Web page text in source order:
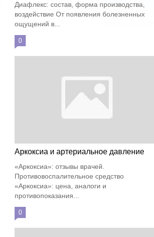
Диафлекс: состав, форма производства,
воздействие От появления болезненных
ощущений в...
0
Аркоксиа и артериальное давление
«Аркоксиа»: отзывы врачей.
Противовоспалительное средство
«Аркоксиа»: цена, аналоги и
противопоказания...
0